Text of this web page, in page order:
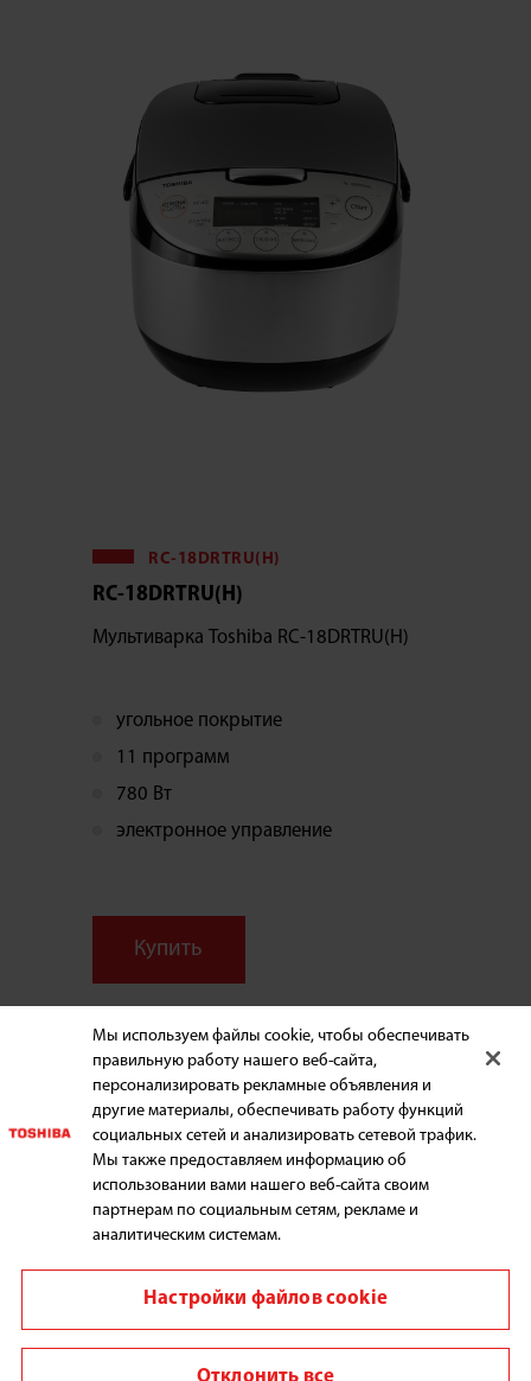
RC-18DRTRU(H)
RC-18DRTRU(H)
Мультиварка Toshiba RC-18DRTRU(H)
угольное покрытие
11 программ
780 Вт
электронное управление
Купить
БЫТОВАЯ ТЕХНИКА
ПОДДЕРЖКА
Выбрать регион
Мы используем файлы cookie, чтобы обеспечивать
правильную работу нашего веб-сайта,
персонализировать рекламные объявления и
другие материалы, обеспечивать работу функций
социальных сетей и анализировать сетевой трафик.
Мы также предоставляем информацию об
использовании вами нашего веб-сайта своим
партнерам по социальным сетям, рекламе и
аналитическим системам.
Настройки файлов cookie
Отклонить все